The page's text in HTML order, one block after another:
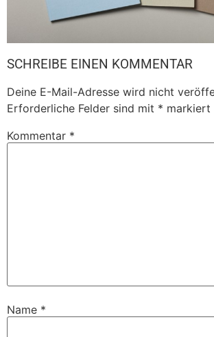
SCHREIBE EINEN KOMMENTAR
Deine E-Mail-Adresse wird nicht
Erforderliche Felder sind mit * markiert
Kommentar *
Name *